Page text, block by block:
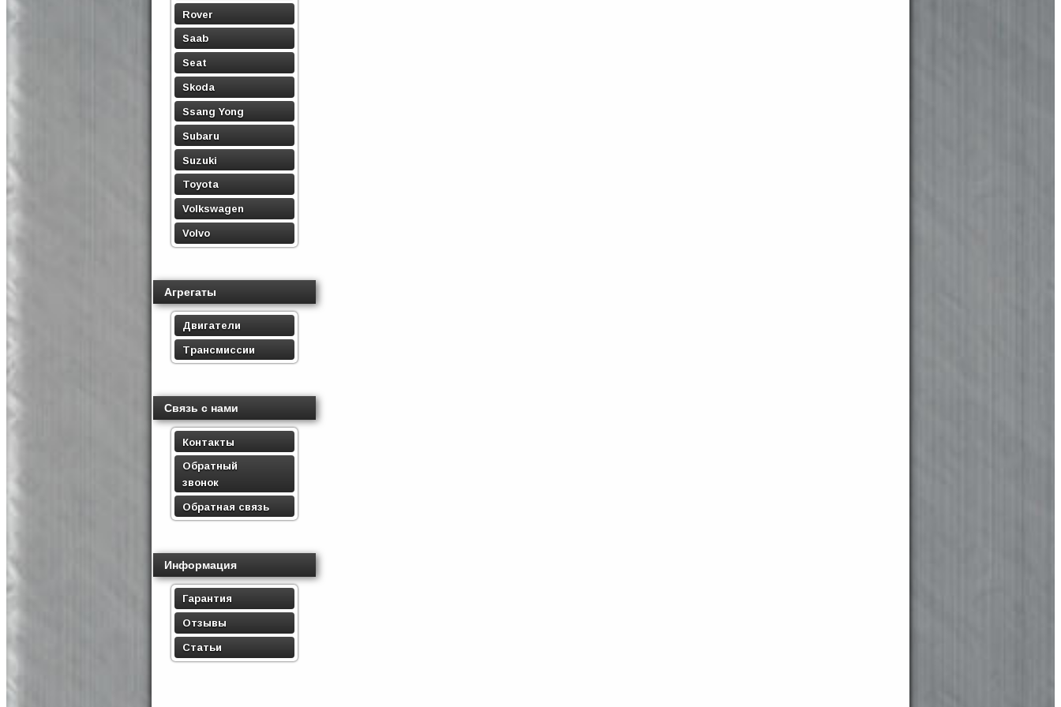
Rover
Saab
Seat
Skoda
Ssang Yong
Subaru
Suzuki
Toyota
Volkswagen
Volvo
Агрегаты
Двигатели
Трансмиссии
Связь с нами
Контакты
Обратный
звонок
Обратная связь
Информация
Гарантия
Отзывы
Статьи